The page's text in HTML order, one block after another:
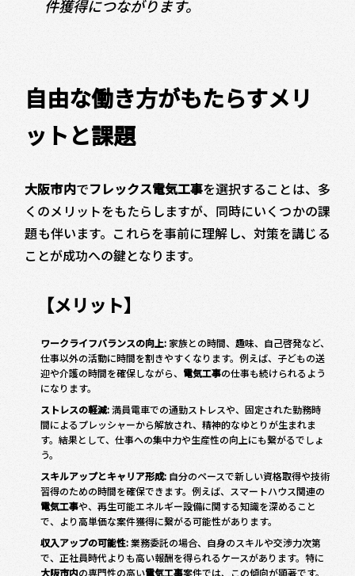
件獲得につながります。
自由な働き方がもたらすメリ
ットと課題
大阪市内でフレックス電気工事を選択することは、多
くのメリットをもたらしますが、同時にいくつかの課
題も伴います。これらを事前に理解し、対策を講じる
ことが成功への鍵となります。
【メリット】
ワークライフバランスの向上: 家族との時間、趣味、自己啓発など、
仕事以外の活動に時間を割きやすくなります。例えば、子どもの送
迎や介護の時間を確保しながら、 電気工事の仕事も続けられるよう
になります。
ストレスの軽減:満員電車での通勤ストレスや、固定された勤務時
間によるプレッシャーから解放され、精神的なゆとりが生まれま
す。結果として、仕事への集中力や生産性の向上にも繋がるでしょ
う。
スキルアップとキャリア形成: 自分のペースで新しい資格取得や技術
習得のための時間を確保できます。例えば、スマートハウス関連の
電気工事や、再生可能エネルギー設備に関する知識を深めること
で、より高単価な案件獲得に繋がる可能性があります。
収入アップの可能性:業務委託の場合、自身のスキルや交渉力次第
で、正社員時代よりも高い報酬を得られるケースがあります。特に
大阪市内の専門性の高い電気工事案件では、この傾向が顕著です。